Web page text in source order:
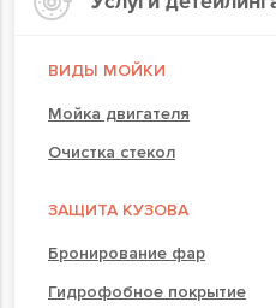
ВИДЫ МОЙКИ
Мойка двигателя
Очистка стекол
ЗАЩИТА КУЗОВА
Бронирование фар
Гидрофобное покрытие